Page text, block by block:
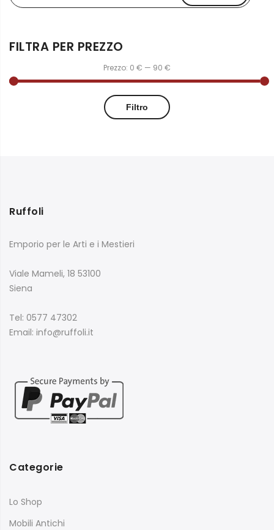
FILTRA PER PREZZO
Filtro
Prezzo: 0 € — 90 €
Ruffoli
Emporio per le Arti e i Mestieri
Viale Mameli, 18 53100
Siena
Tel: 0577 47302
Email: info@ruffoli.it
Categorie
Lo Shop
Mobili Antichi